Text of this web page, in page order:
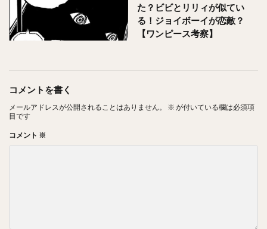
た？ビビとリリィが似てい
る！ジョイボーイが恋敵？
【ワンピース考察】
コメントを書く
メールアドレスが公開されることはありません。 ※ が付いている欄は必須項
目です
コメント ※